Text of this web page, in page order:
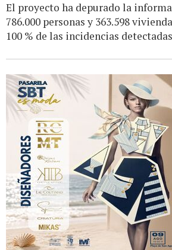
El proyecto ha depurado la
786.000 personas y 363.598
100 % de las incidencias